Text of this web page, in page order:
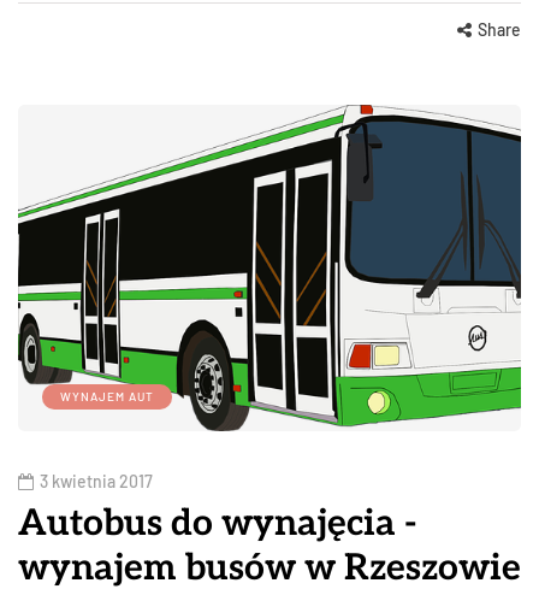
Share
WYNAJEM AUT
3 kwietnia 2017
Autobus do wynajęcia -
wynajem busów w Rzeszowie